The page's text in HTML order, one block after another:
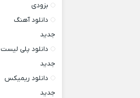
بزودی
دانلود آهنگ
جدید
دانلود پلی لیست
جدید
دانلود ریمیکس
جدید